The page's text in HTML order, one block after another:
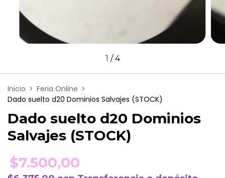
1 /4
Inicio > Feria Online >
Dado suelto d20 Dominios Salvajes (STOCK)
Dado suelto d20 Dominios
Salvajes (STOCK)
$7.500,00